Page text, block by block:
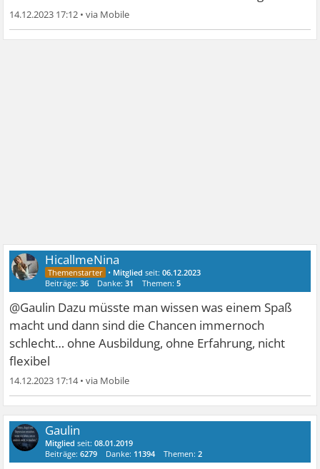
14.12.2023 17:12 •
HicallmeNina
• Mitglied seit:06.12.2023
Beiträge:36 Danke:31 Themen:5
@Gaulin Dazu müsste man wissen was einem Spaß
macht und dann sind die Chancen immernoch
schlecht… ohne Ausbildung, ohne Erfahrung, nicht
flexibel
14.12.2023 17:14•
Gaulin
Mitglied seit:08.01.2019
Beiträge:6279 Danke: 11394 Themen:2